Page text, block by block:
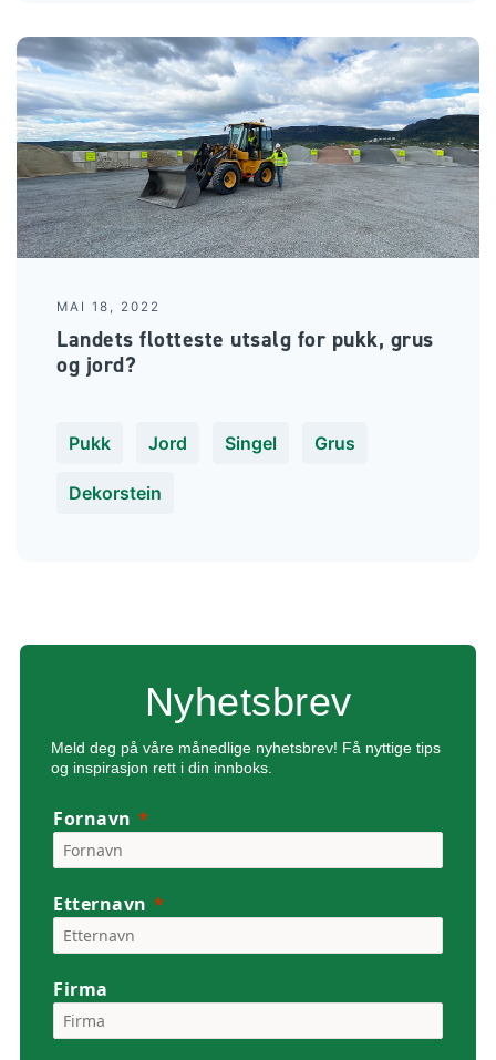
MAI 18, 2022
Landets flotteste utsalg for pukk, grus
og jord?
Pukk Jord Singel Grus
Dekorstein
Nyhetsbrev
Meld deg på våre månedlige nyhetsbrev! Få nyttige tips
og inspirasjon rett i din innboks.
Fornavn
Etternavn
Firma